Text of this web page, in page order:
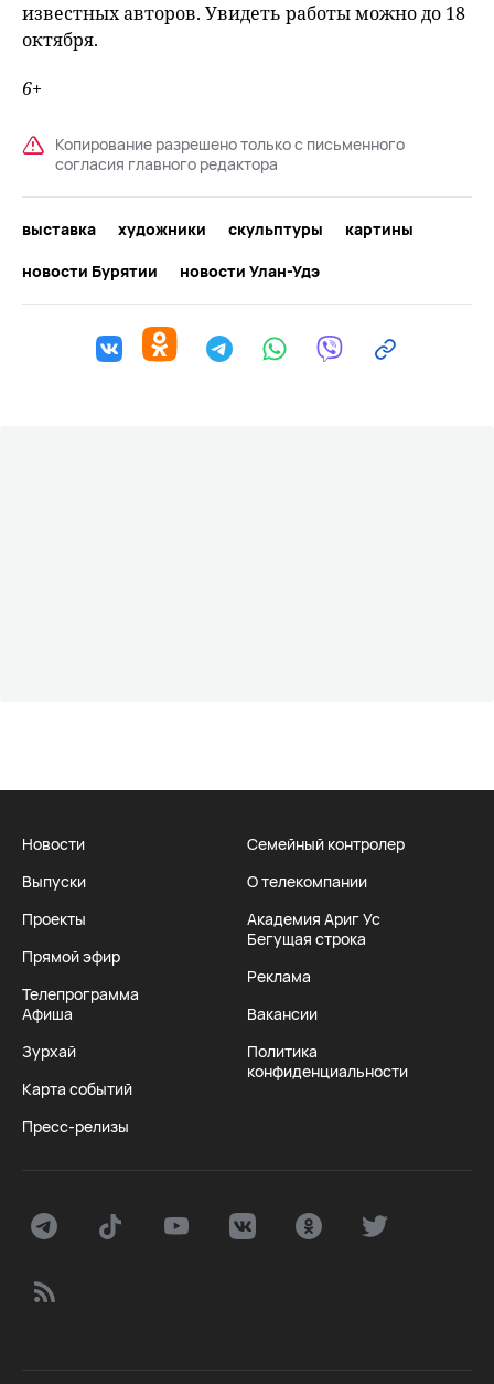
известных авторов. Увидеть работы можно до 18
октября.
6+
Копирование разрешено только с письменного
согласия главного редактора
выставка художники скульптуры
картины
новости Бурятии
новости Улан-Удэ
Новости
Выпуски
Проекты
Прямой эфир
Телепрограмма
Афиша
Зурхай
Карта событий
Пресс-релизы
Семейный контролер
О телекомпании
Академия Ариг Ус
Бегущая строка
Реклама
Вакансии
Политика
конфиденциальности